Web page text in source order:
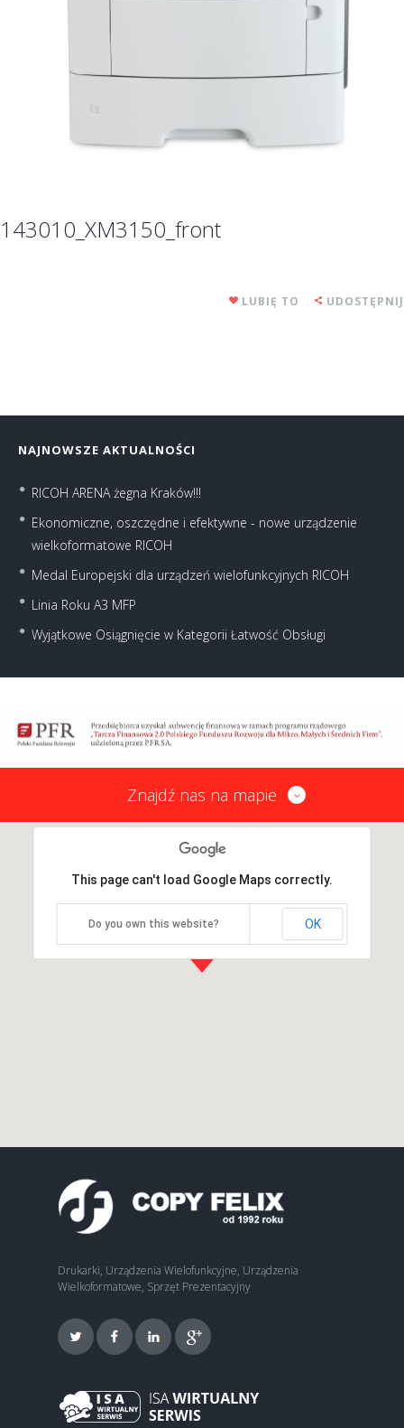
143010_XM3150_front
LUBIĘ TO UDOSTĘPNIJ
NAJNOWSZE AKTUALNOŚCI
RICOH ARENA żegna Kraków!!!
Ekonomiczne, oszczędne i efektywne - nowe urządzenie
wielkoformatowe RICOH
Medal Europejski dla urządzeń wielofunkcyjnych RICOH
Linia Roku A3 MFP
Wyjątkowe Osiągnięcie w Kategorii Łatwość Obsługi
Znajdź nas na mapie
This page can't load Google Maps correctly.
Do you own this website? OK
Drukarki, Urządzenia Wielofunkcyjne, Urządzenia
Wielkoformatowe, Sprzęt Prezentacyjny